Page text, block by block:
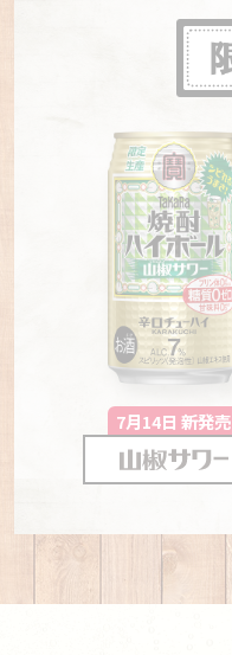
7月14日 新発売